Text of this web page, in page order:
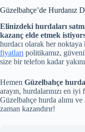
Güzelbahçe’de Hurdanız
Elinizdeki hurdaları
kazanç elde etmek
hurdacı olarak her noktaya
fiyatları politikamız,
size bir telefon kadar
Hemen Güzelbahçe
arayın, hurdalarınızı en
Güzelbahçe hurda alımı ve
zaman kazandırır!